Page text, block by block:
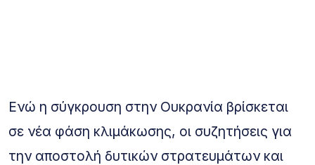
Ενώ η σύγκρουση στην Ουκρανία βρίσκεται
σε νέα φάση κλιμάκωσης, οι συζητήσεις για
την αποστολή δυτικών στρατευμάτων και